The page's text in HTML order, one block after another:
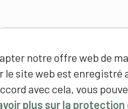
notre offre web de
site web est enregistré
avec cela, vous
plus sur la protection